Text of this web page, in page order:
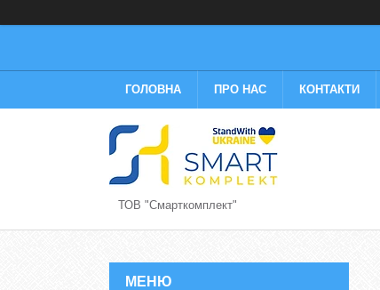
ГОЛОВНА ПРО НАС КОНТАКТИ
ТОВ "Смарткомплект"